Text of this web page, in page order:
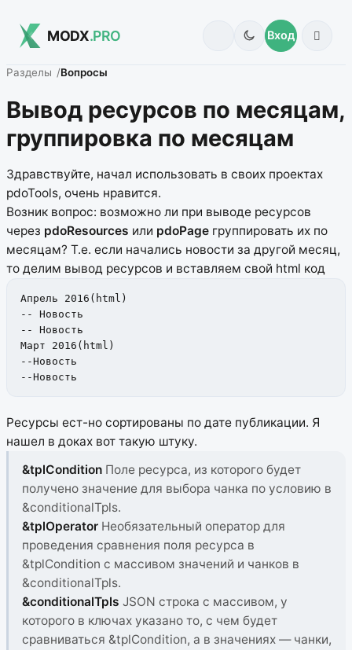
MODX.PRO Вход
Разделы Вопросы
Вывод ресурсов по месяцам,
группировка по месяцам
Здравствуйте, начал использовать в своих проектах
pdoTools, очень нравится.
Возник вопрос: возможно ли при выводе ресурсов
через pdoResources или pdoPage группировать их по
месяцам? Т.е. если начались новости за другой месяц,
то делим вывод ресурсов и вставляем свой html код
Апрель 2016(html)
-- Новость
-- Новость
Март 2016(html)
--Новость
--Новость
Ресурсы ест-но сортированы по дате публикации. Я
нашел в доках вот такую штуку.
&tplConditionПоле ресурса, из которого будет
получено значение для выбора чанка по условию в
&conditionalTpls.
&tplOperatorНеобязательный оператор для
проведения сравнения поля ресурса в
&tplCondition с массивом значений и чанков в
&conditionalTpls.
&conditionalTpls JSON строка с массивом, у
которого в ключах указано то, с чем будет
сравниваться &tplCondition, а в значениях — чанки,